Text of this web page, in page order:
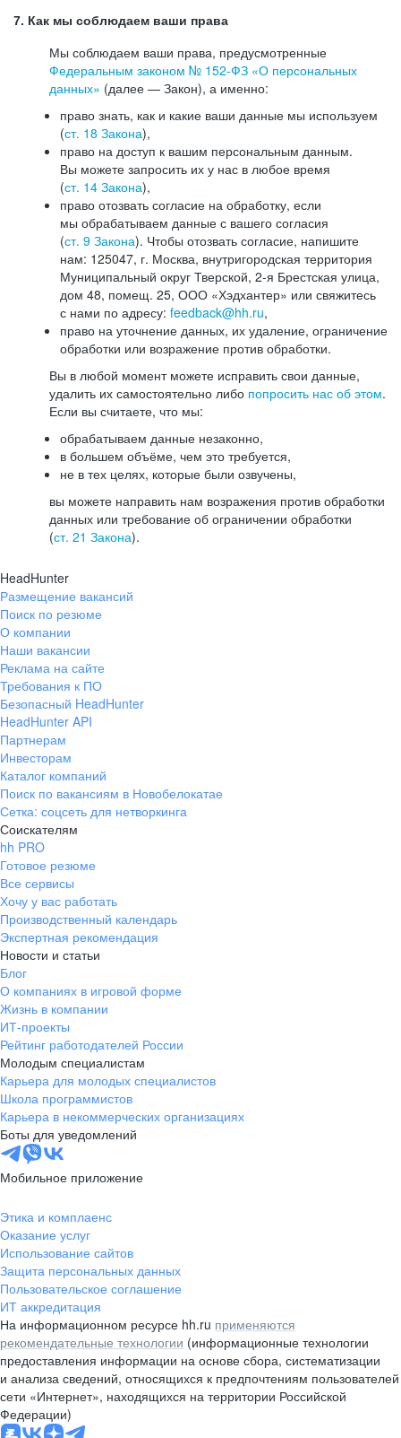
7. Как мы соблюдаем ваши права
Мы соблюдаем ваши права, предусмотренные
Федеральным законом № 152-ФЗ «О персональных
данных» (далее — Закон), а именно:
право знать, как и какие ваши данные мы используем
(ст. 18 Закона),
право на доступ к вашим персональным данным.
Вы можете запросить их у нас в любое время
(ст. 14 Закона),
право отозвать согласие на обработку, если
мы обрабатываем данные с вашего согласия
(ст. 9 Закона). Чтобы отозвать согласие, напишите
нам: 125047, г. Москва, внутригородская территория
Муниципальный округ Тверской, 2-я Брестская улица,
дом 48, помещ. 25, ООО «Хэдхантер» или свяжитесь
с нами по адресу: feedback@hh.ru,
право на уточнение данных, их удаление, ограничение
обработки или возражение против обработки.
Вы в любой момент можете исправить свои данные,
удалить их самостоятельно либо попросить нас об этом.
Если вы считаете, что мы:
обрабатываем данные незаконно,
в большем объёме, чем это требуется,
не в тех целях, которые были озвучены,
вы можете направить нам возражения против обработки
данных или требование об ограничении обработки
(ст. 21 Закона).
HeadHunter
Размещение вакансий
Поиск по резюме
О компании
Наши вакансии
Реклама на сайте
Требования к ПО
Безопасный HeadHunter
HeadHunter API
Партнерам
Инвесторам
Каталог компаний
Поиск по вакансиям в Новобелокатае
Сетка: соцсеть для нетворкинга
Соискателям
hh PRO
Готовое резюме
Все сервисы
Хочу у вас работать
Производственный календарь
Экспертная рекомендация
Новости и статьи
Блог
О компаниях в игровой форме
Жизнь в компании
ИТ-проекты
Рейтинг работодателей России
Молодым специалистам
Карьера для молодых специалистов
Школа программистов
Карьера в некоммерческих организациях
Боты для уведомлений
Мобильное приложение
Этика и комплаенс
Оказание услуг
Использование сайтов
Защита персональных данных
Пользовательское соглашение
ИТ аккредитация
На информационном ресурсе hh.ru применяются
рекомендательные технологии (информационные технологии
предоставления информации на основе сбора, систематизации
и анализа сведений, относящихся к предпочтениям пользователей
сети «Интернет», находящихся на территории Российской
Федерации)